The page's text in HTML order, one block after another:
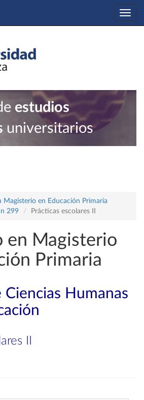
estudios
universitarios
Magisterio en Educación Primaria
299
Prácticas escolares II
en Magisterio
Primaria
Ciencias Humanas
II